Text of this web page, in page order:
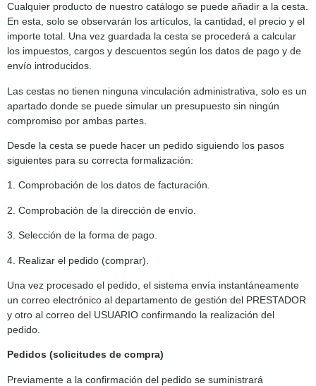
Cualquier producto de nuestro catálogo se puede añadir a la cesta.
En esta, solo se observarán los artículos, la cantidad, el precio y el
importe total. Una vez guardada la cesta se procederá a calcular
los impuestos, cargos y descuentos según los datos de pago y de
envío introducidos.
Las cestas no tienen ninguna vinculación administrativa, solo es un
apartado donde se puede simular un presupuesto sin ningún
compromiso por ambas partes.
Desde la cesta se puede hacer un pedido siguiendo los pasos
siguientes para su correcta formalización:
1. Comprobación de los datos de facturación.
2. Comprobación de la dirección de envío.
3. Selección de la forma de pago.
4. Realizar el pedido (comprar).
Una vez procesado el pedido, el sistema envía instantáneamente
un correo electrónico al departamento de gestión del PRESTADOR
y otro al correo del USUARIO confirmando la realización del
pedido.
Pedidos (solicitudes de compra)
Previamente a la confirmación del pedido se suministrará